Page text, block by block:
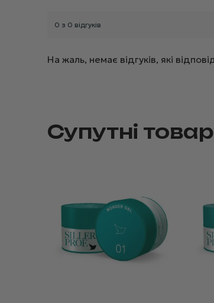
0 з 0 відгуків
На жаль, немає відгуків, які
Супутні